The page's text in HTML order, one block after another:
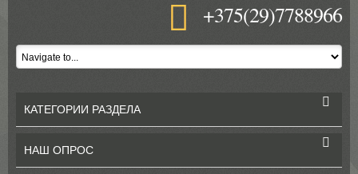
+375(29)7788966
КАТЕГОРИИ РАЗДЕЛА
НАШ ОПРОС